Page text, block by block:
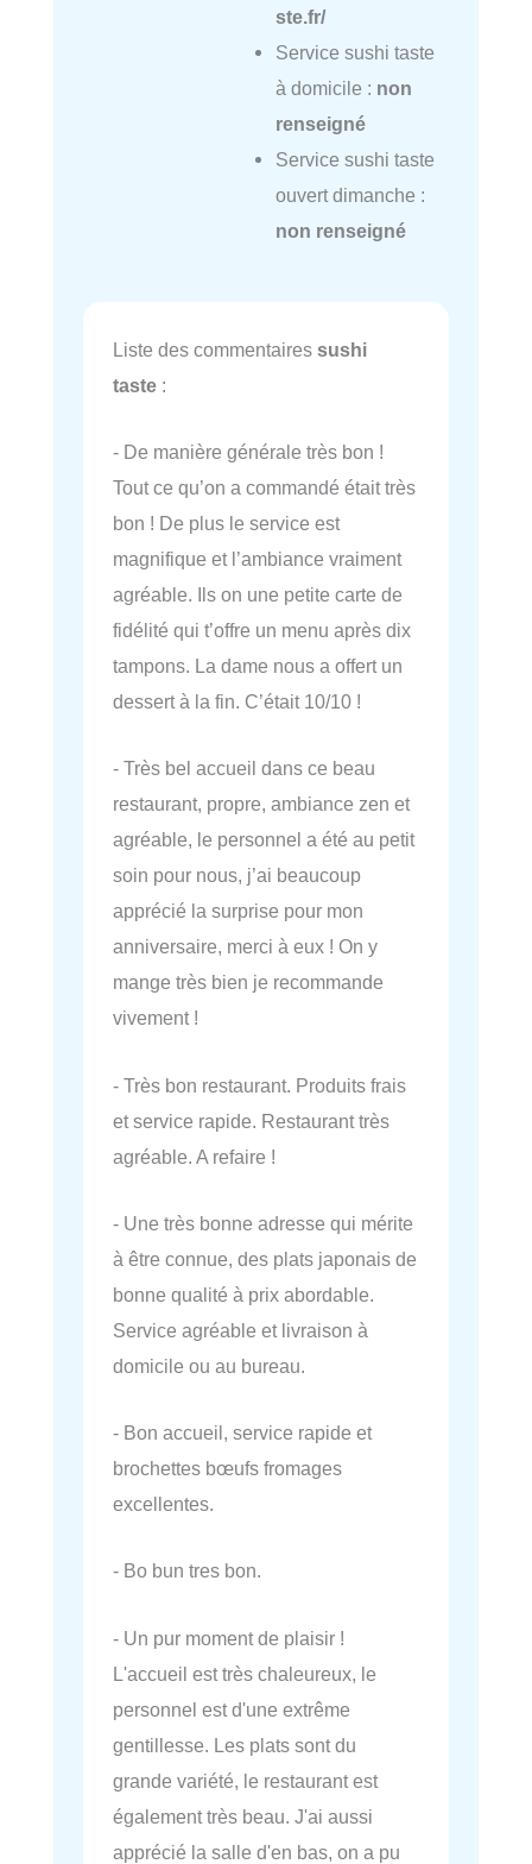
ste.fr/
Service sushi taste
à domicile : non
renseigné
Service sushi taste
ouvert dimanche :
non renseigné
Liste des commentaires sushi
taste :
- De manière générale très bon !
Tout ce qu’on a commandé était très
bon ! De plus le service est
magnifique et l’ambiance vraiment
agréable. Ils on une petite carte de
fidélité qui t’offre un menu après dix
tampons. La dame nous a offert un
dessert à la fin. C’était 10/10 !
- Très bel accueil dans ce beau
restaurant, propre, ambiance zen et
agréable, le personnel a été au petit
soin pour nous, j’ai beaucoup
apprécié la surprise pour mon
anniversaire, merci à eux ! On y
mange très bien je recommande
vivement !
- Très bon restaurant. Produits frais
et service rapide. Restaurant très
agréable. A refaire !
- Une très bonne adresse qui mérite
à être connue, des plats japonais de
bonne qualité à prix abordable.
Service agréable et livraison à
domicile ou au bureau.
- Bon accueil, service rapide et
brochettes bœufs fromages
excellentes.
- Bo bun tres bon.
- Un pur moment de plaisir !
L'accueil est très chaleureux, le
personnel est d'une extrême
gentillesse. Les plats sont du
grande variété, le restaurant est
également très beau. J'ai aussi
apprécié la salle d'en bas, on a pu